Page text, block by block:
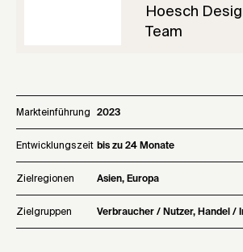
Hoesch
Team
Markteinführung 2023
Entwicklungszeit bis zu 24 Monate
Zielregionen Asien, Europa
Zielgruppen Verbraucher / Nutzer, Handel /